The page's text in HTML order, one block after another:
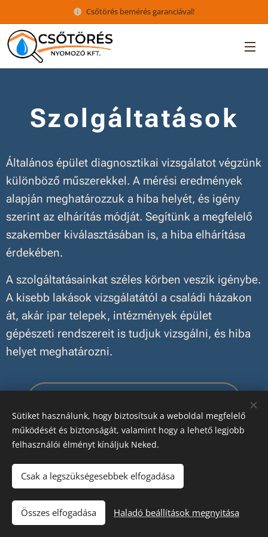
Csőtörés bemérés garanciával!
Szolgáltatások
Általános épület diagnosztikai vizsgálatot végzünk
különböző műszerekkel. A mérési eredmények
alapján meghatározzuk a hiba helyét, és igény
szerint az elhárítás módját. Segítünk a megfelelő
szakember kiválasztásában is, a hiba elhárítása
érdekében.
A szolgáltatásainkat széles körben veszik igénybe.
A kisebb lakások vizsgálatától a családi házakon
át, akár ipar telepek, intézmények épület
gépészeti rendszereit is tudjuk vizsgálni, és hiba
helyet meghatározni.
📞 Hívás - Több információ
Impresszum
Adatkezelés
Sütik
Sütiket használunk, hogy biztosítsuk a weboldal megfelelő
működését és biztonságát, valamint hogy a lehető legjobb
felhasználói élményt kínáljuk Neked.
Csak a legszükségesebbek elfogadása
Összes elfogadása Haladó beállítások megnyitása